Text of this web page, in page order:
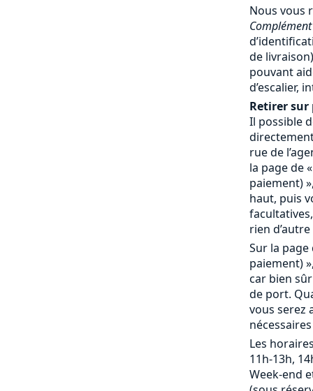
Nous vous
Complément
de
pouvant
d’escalier,
Retirer sur
Il possible
rue de
la page de
paiement)
haut, puis
rien
Sur la
paiement)
car bien
de port.
vous serez
Les
11h-13h,
Week-end